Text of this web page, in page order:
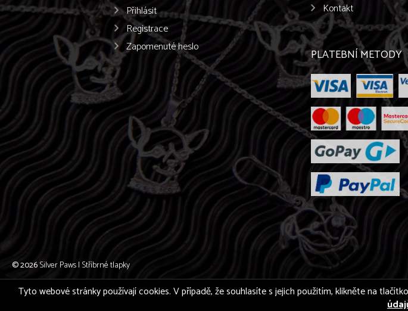
Přihlásit
Registrace
Zapomenuté heslo
Kontakt
PLATEBNÍ METODY
© 2026Silver Paws | Stříbrné tlapky
Tyto webové stránky používají cookies. V případě, že souhlasíte s jejich použitím, klikněte na